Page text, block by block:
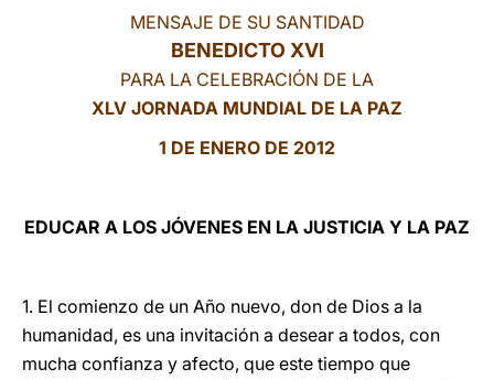
MENSAJE DE SU SANTIDAD
BENEDICTO XVI
PARA LA CELEBRACIÓN DE LA
XLV JORNADA MUNDIAL DE LA PAZ
1 DE ENERO DE 2012
EDUCAR A LOS JÓVENES EN LA JUSTICIA Y LA PAZ
1. El comienzo de un Año nuevo, don de Dios a la
humanidad, es una invitación a desear a todos, con
mucha confianza y afecto, que este tiempo que